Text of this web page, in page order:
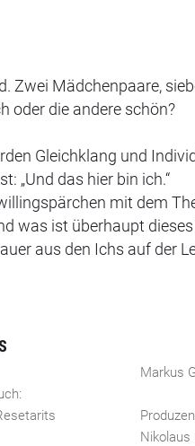
Zwei Mädchenpaare,
oder die andere schön?
Gleichklang und
„Und das hier bin ich.“
mit dem
was ist überhaupt
aus den Ichs auf der
Markus
Nikolaus